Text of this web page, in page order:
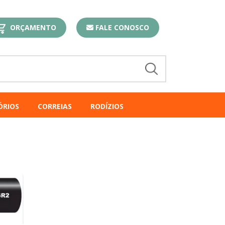
FALE CONOSCO
ORÇAMENTO
CORREIAS RODÍZIOS